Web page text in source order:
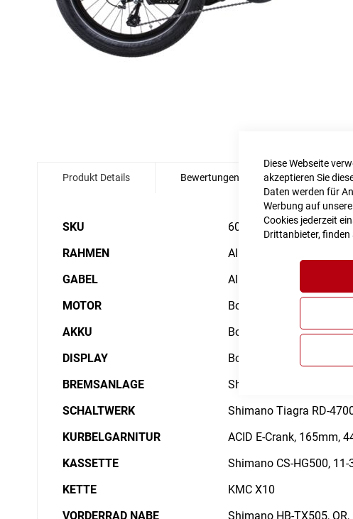
Diese Webseite
akzeptieren Sie
Daten werden für
Werbung auf
Cookies jederzeit
Drittanbieter, finden
Produkt Details
Details
SKU
6017057
RAHMEN
Aluminium Superlite,
GABEL
Aluminium 20"
MOTOR
Bosch Drive Unit
AKKU
Bosch PowerPack 500
DISPLAY
Bosch Purion
BREMSANLAGE
Shimano BR-MT200,
SCHALTWERK
Shimano Tiagra RD-
KURBELGARNITUR
ACID E-Crank, 165mm,
KASSETTE
Shimano CS-HG500, 11-
KETTE
KMC X10
VORDERRAD NABE
Shimano HB-TX505,
Bewertungen Angaben zur